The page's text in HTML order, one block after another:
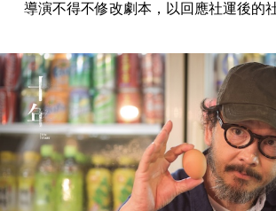
導演不得不修改劇本，以回應社運後的